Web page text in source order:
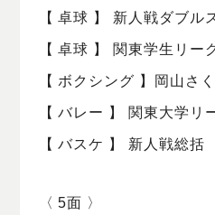
【 卓球 】 新人戦ダブル
【 卓球 】 関東学生リー
【 ボクシング 】岡山さ
【 バレー 】 関東大学リ
【 バスケ 】 新人戦総括
〈 5面 〉